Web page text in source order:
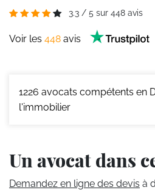
3.3 / 5 sur 448 avis
Voir les 448 avis
1226 avocats compétents en
l'immobilier
Un avocat dans
Demandez en ligne des devis à